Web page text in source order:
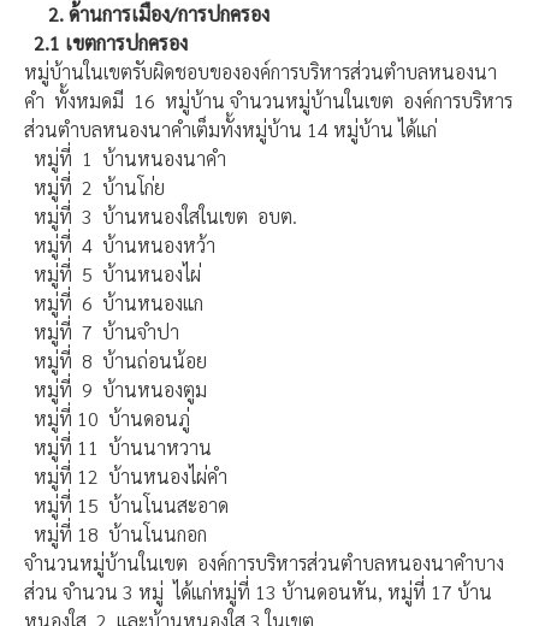
2.ด้านการเมือง/การปกครอง
2.1 เขตการปกครอง
หมู่บ้านในเขตรับผิดชอบขององค์การบริหารส่วนตำบลหนองนา
คำ ทั้งหมดมี 16 หมู่บ้าน จำนวนหมู่บ้านในเขต องค์การบริหาร
ส่วนตำบลหนองนาคำเต็มทั้งหมู่บ้าน 14 หมู่บ้าน ได้แก่
หมู่ที่ 1 บ้านหนองนาคำ
หมู่ที่ 2 บ้านโก่ย
หมู่ที่ 3 บ้านหนองใสในเขต อบต.
หมู่ที่ 4 บ้านหนองหว้า
หมู่ที่ 5 บ้านหนองไผ่
หมู่ที่ 6 บ้านหนองแก
หมู่ที่ 7 บ้านจำปา
หมู่ที่ 8 บ้านถ่อนน้อย
หมู่ที่ 9 บ้านหนองตูม
หมู่ที่ 10 บ้านดอนภู่
หมู่ที่ 11 บ้านนาหวาน
หมู่ที่ 12 บ้านหนองไผ่คำ
หมู่ที่ 15 บ้านโนนสะอาด
หมู่ที่ 18 บ้านโนนกอก
จำนวนหมู่บ้านในเขต องค์การบริหารส่วนตำบลหนองนาคำบาง
ส่วน จำนวน 3 หมู่ ได้แก่หมู่ที่ 13 บ้านดอนหัน, หมู่ที่ 17 บ้าน